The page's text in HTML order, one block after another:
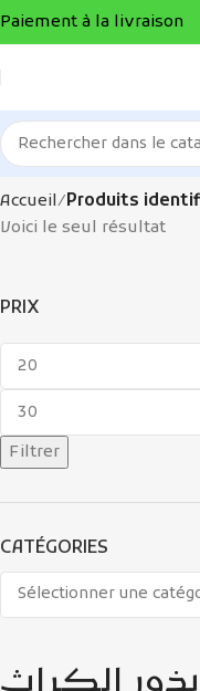
Accueil
Voici le seul résultat
PRIX
Filtrer
CATÉGORIES